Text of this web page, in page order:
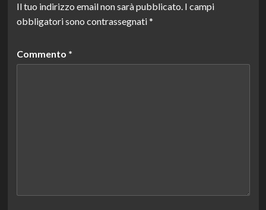
Il tuo indirizzo email non sarà pubblicato. I campi
obbligatori sono contrassegnati*
Commento *